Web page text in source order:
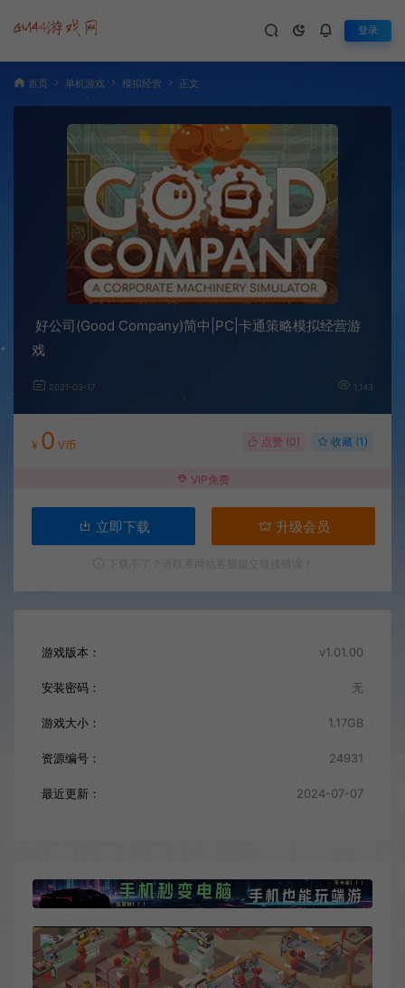
登录
首页 单机游戏 模拟经营 正文
好公司(Good Company)简中|PC|卡通策略模拟经营游
戏
2021-03-17 1,143
¥ 0 V币 点赞 (0) 收藏 (1)
VIP免费
立即下载 升级会员
游戏版本： v1.01.00
安装密码： 无
游戏大小： 1.17GB
资源编号： 24931
最近更新： 2024-07-07